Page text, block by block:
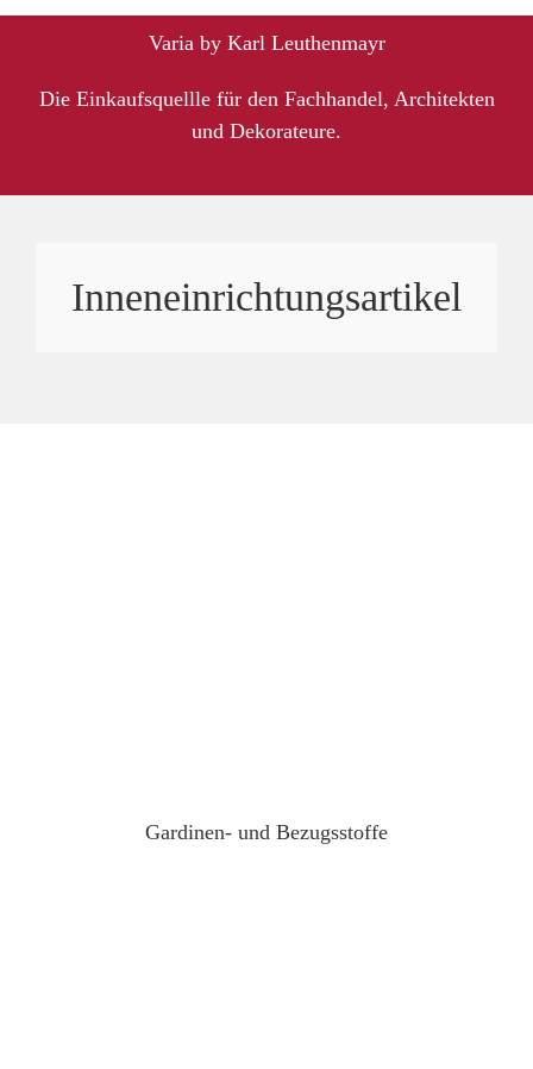
Varia by Karl Leuthenmayr
Die Einkaufsquellle für den Fachhandel, Architekten
und Dekorateure.
Inneneinrichtungsartikel
Gardinen- und Bezugsstoffe